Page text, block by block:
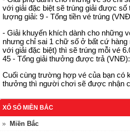
với giải đặc biệt sẽ trúng giải được số
lượng giải: 9 - Tổng tiền vé trúng
- Giải khuyến khích dành cho những
nhưng chỉ sai 1 chữ số ở bất cứ
với giải đặc biệt) thì sẽ trúng mỗi vé
45 - Tổng giải thưởng được trả
Cuối cùng trường hợp vé của bạn có
thưởng thì người chơi sẽ được nhận
XỔ SỐ MIỀN BẮC
Miền Bắc